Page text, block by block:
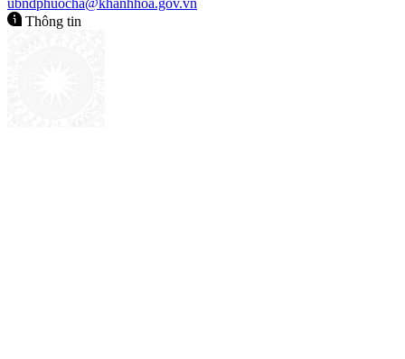
ubndphuocha@khanhhoa.gov.vn
Thông tin